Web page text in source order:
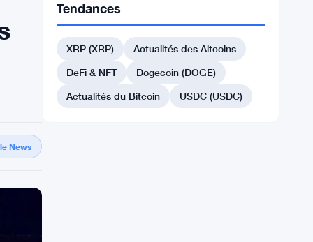
News
Tendances
XRP (XRP)
Actualités des Altcoins
DeFi & NFT
Dogecoin (DOGE)
Actualités du Bitcoin
USDC (USDC)